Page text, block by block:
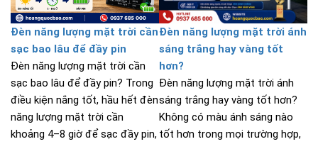
Đèn năng lượng mặt trời cần
sạc bao lâu để đầy pin
Đèn năng lượng mặt trời cần
sạc bao lâu để đầy pin? Trong
điều kiện nắng tốt, hầu hết đèn
năng lượng mặt trời cần
khoảng 4–8 giờ để sạc đầy pin,
Đèn năng lượng mặt trời ánh
sáng trắng hay vàng tốt
hơn?
Đèn năng lượng mặt trời ánh
sáng trắng hay vàng tốt hơn?
Không có màu ánh sáng nào
tốt hơn trong mọi trường hợp,